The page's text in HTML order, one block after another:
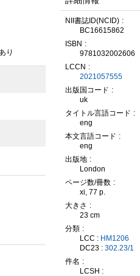
り
NII書誌ID(NCID)
BC16615862
ISBN
9781032002606
LCCN
2021057555
出版国コード
uk
タイトル言語コード
eng
本文言語コード
eng
出版地
London
ページ数/冊数
xi, 77 p.
大きさ
23 cm
分類
LCC : HM1206
DC23 : 302.23/1
件名
LCSH :